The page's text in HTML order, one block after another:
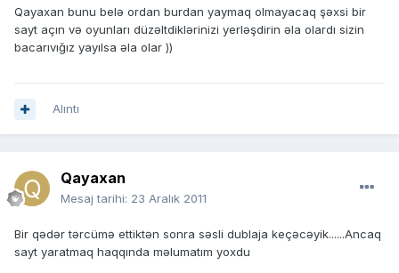
Qayaxan bunu belə ordan burdan yaymaq olmayacaq şəxsi bir
sayt açın və oyunları düzəltdiklərinizi yerləşdirin əla olardı sizin
bacarıvığız yayılsa əla olar ))
Alıntı
Qayaxan
Mesaj tarihi: 23 Aralık 2011
Bir qədər tərcümə ettiktən sonra səsli dublaja keçəcəyik......Ancaq
sayt yaratmaq haqqında məlumatım yoxdu